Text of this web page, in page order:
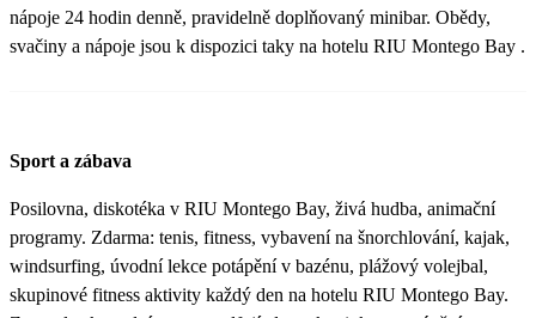
nápoje 24 hodin denně, pravidelně doplňovaný minibar. Obědy,
svačiny a nápoje jsou k dispozici taky na hotelu RIU Montego Bay .
Sport a zábava
Posilovna, diskotéka v RIU Montego Bay, živá hudba, animační
programy. Zdarma: tenis, fitness, vybavení na šnorchlování, kajak,
windsurfing, úvodní lekce potápění v bazénu, plážový volejbal,
skupinové fitness aktivity každý den na hotelu RIU Montego Bay.